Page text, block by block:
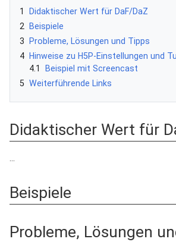
1
Didaktischer Wert für DaF/DaZ
2
Beispiele
3
Probleme, Lösungen und Tipps
4
Hinweise zu H5P-Einstellungen und
4.1
Beispiel mit Screencast
5 Weiterführende Links
Didaktischer Wert für
...
Beispiele
Probleme, Lösungen